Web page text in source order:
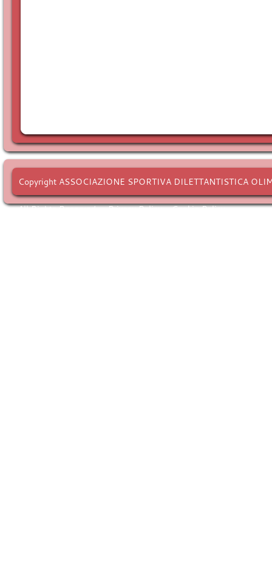
Copyright ASSOCIAZIONE SPORTIVA DILETTANTISTICA
All Rights Reserved. -Privacy Policy-Cookie Policy